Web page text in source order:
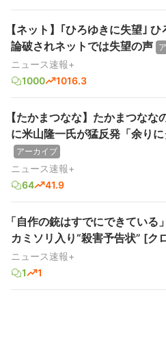
【ネット】｢ひろゆきに失望｣
論破されネットでは失望の声
ニュース速報+
1000
1016.3
【たかまつなな】たかまつな
に米山隆一氏が猛反発「余りに
アーカイブ
ニュース速報+
64
41.9
「自作の銃はすでにできてい
カミソリ入り“殺害予告状” [
ニュース速報+
1
1